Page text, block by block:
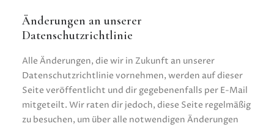
Änderungen an unserer
Datenschutzrichtlinie
Alle Änderungen, die wir in Zukunft an unserer
Datenschutzrichtlinie vornehmen, werden auf dieser
Seite veröffentlicht und dir gegebenenfalls per E-Mail
mitgeteilt. Wir raten dir jedoch, diese Seite regelmäßig
zu besuchen, um über alle notwendigen Änderungen